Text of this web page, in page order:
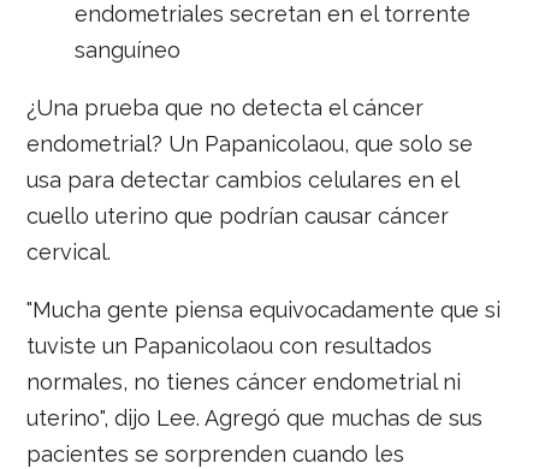
endometriales secretan en el torrente
sanguíneo
¿Una prueba que no detecta el cáncer
endometrial? Un Papanicolaou, que solo se
usa para detectar cambios celulares en el
cuello uterino que podrían causar cáncer
cervical.
"Mucha gente piensa equivocadamente que si
tuviste un Papanicolaou con resultados
normales, no tienes cáncer endometrial ni
uterino", dijo Lee. Agregó que muchas de sus
pacientes se sorprenden cuando les